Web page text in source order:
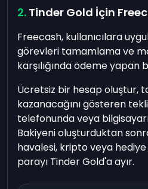
Tinder Gold İçin
Freecash, kullanıcılara
görevleri tamamlama ve
karşılığında ödeme yapan
Ücretsiz bir hesap oluştur,
kazanacağını gösteren
telefonunda veya
Bakiyeni oluşturduktan
havalesi, kripto veya
parayı Tinder Gold'a ayır.